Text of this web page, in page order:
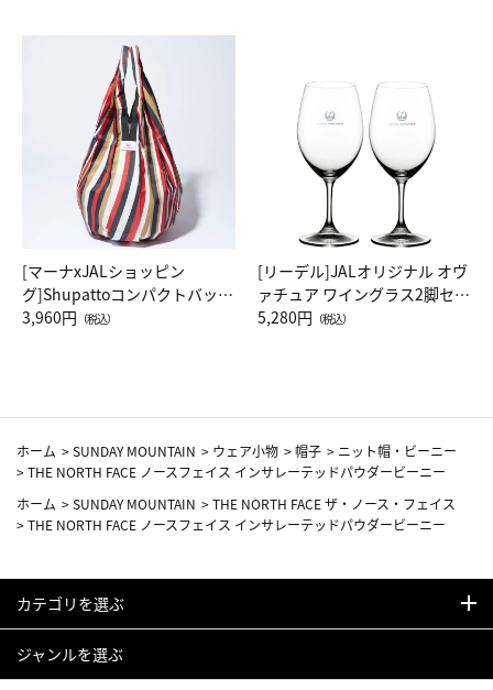
[マーナxJALショッピン
グ]Shupattoコンパクトバッグ
Drop JAL客室乗務員（LC）ス
3,960円 （税込）
[リーデル]JALオリジナル オヴ
ァチュア ワイングラス2脚セッ
ト（レッドワイン）
5,280円 （税込）
ホーム >SUNDAY MOUNTAIN > ウェア小物 >帽子 > ニット帽・ビーニー
>THE NORTH FACE ノースフェイス インサレーテッドパウダービーニー
ホーム >SUNDAY MOUNTAIN >THE NORTH FACE ザ・ノース・フェイス
>THE NORTH FACE ノースフェイス インサレーテッドパウダービーニー
カテゴリを選ぶ
ジャンルを選ぶ